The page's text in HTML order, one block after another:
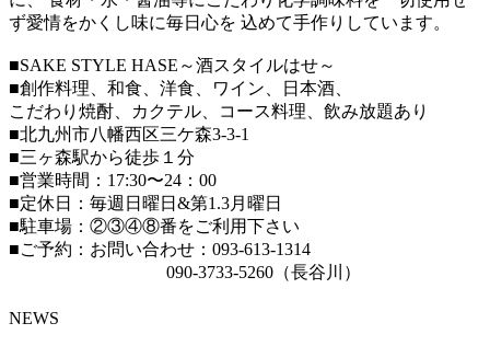
ず愛情をかくし味に毎日心を 込めて手作りしています。
■SAKE STYLE HASE～酒スタイルはせ～
■創作料理、和食、洋食、ワイン、日本酒、
こだわり焼酎、カクテル、コース料理、飲み放題あり
■北九州市八幡西区三ケ森3-3-1
■三ヶ森駅から徒歩１分
■営業時間：17:30〜24：00
■定休日：毎週日曜日&第1.3月曜日
■駐車場：②③④⑧番をご利用下さい
■ご予約：お問い合わせ：093-613-1314
090-3733-5260（長谷川）
NEWS